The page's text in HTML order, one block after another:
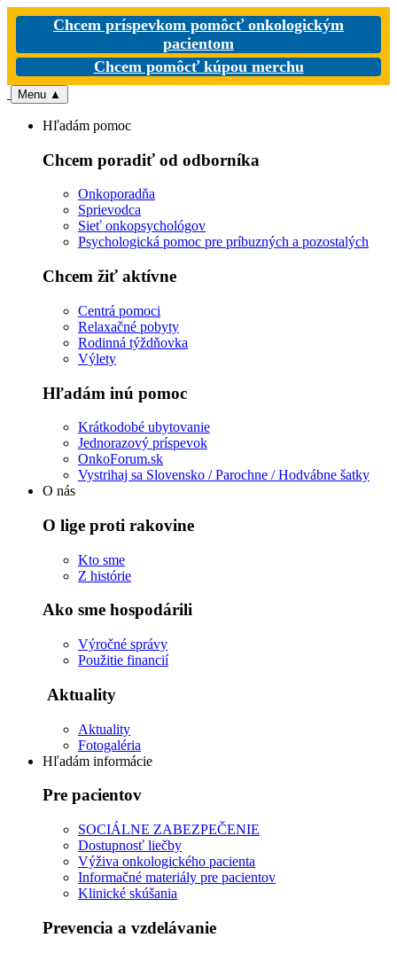
Chcem príspevkom pomôcť onkologickým
pacientom
Chcem pomôcť kúpou merchu
Menu ▲
Hľadám pomoc
Chcem poradiť od odborníka
Onkoporadňa
Sprievodca
Sieť onkopsychológov
Psychologická pomoc pre príbuzných a pozostalých
Chcem žiť aktívne
Centrá pomoci
Relaxačné pobyty
Rodinná týždňovka
Výlety
Hľadám inú pomoc
Krátkodobé ubytovanie
Jednorazový príspevok
OnkoForum.sk
Vystrihaj sa Slovensko / Parochne / Hodvábne šatky
O nás
O lige proti rakovine
Kto sme
Z histórie
Ako sme hospodárili
Výročné správy
Použitie financií
Aktuality
Aktuality
Fotogaléria
Hľadám informácie
Pre pacientov
SOCIÁLNE ZABEZPEČENIE
Dostupnosť liečby
Výživa onkologického pacienta
Informačné materiály pre pacientov
Klinické skúšania
Prevencia a vzdelávanie